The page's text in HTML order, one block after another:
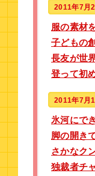
2011年7月
服の素材
子どもの
長友が世
登って初
2011年7月
氷河にで
脚の開き
さかなク
独裁者チ